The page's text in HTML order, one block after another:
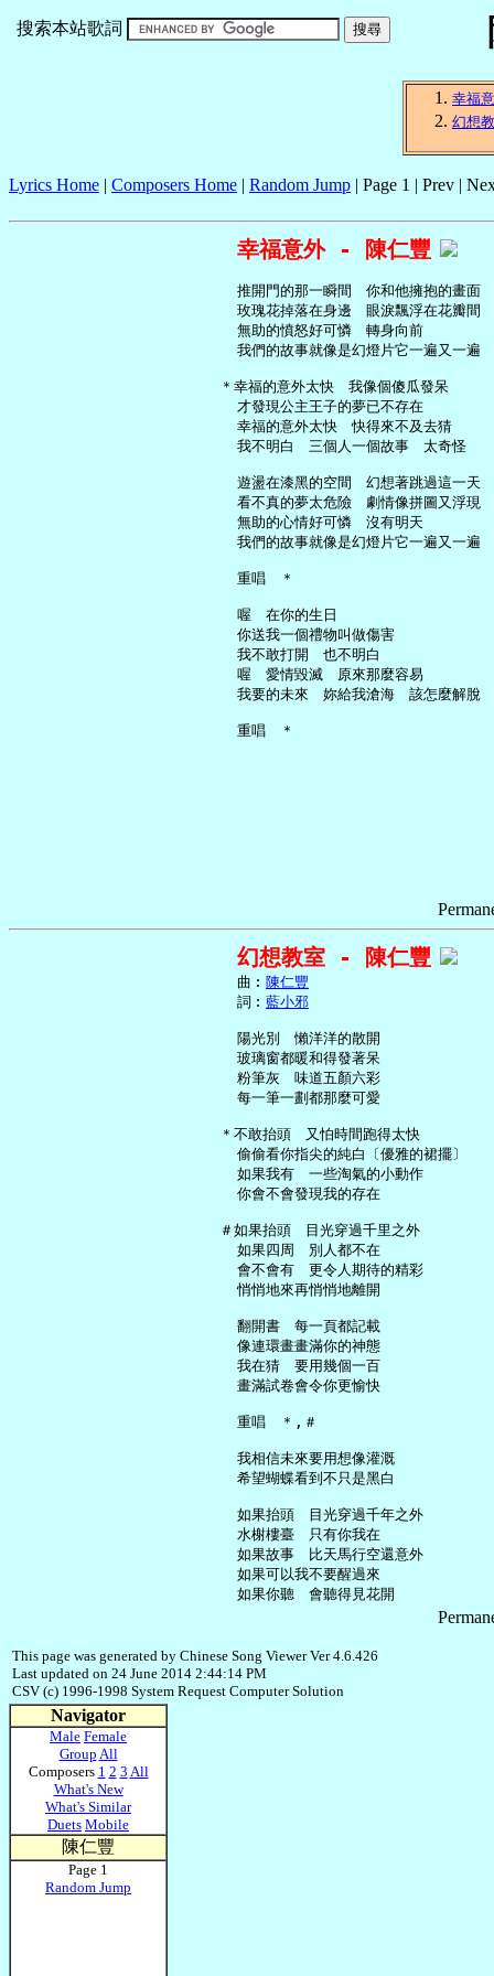
搜索本站歌詞
幸福
幻想
Lyrics Home | Composers Home | Random Jump | Page 1 | Prev |
幸福意外 - 陳仁豐
     推開門的那一瞬間　你和他擁抱的畫面
     玫瑰花掉落在身邊　眼淚飄浮在花瓣間
     無助的憤怒好可憐　轉身向前
     我們的故事就像是幻燈片它一遍又一遍
   ＊幸福的意外太快　我像個傻瓜發呆
     才發現公主王子的夢已不存在
     幸福的意外太快　快得來不及去猜
     我不明白　三個人一個故事　太奇怪
     遊盪在漆黑的空間　幻想著跳過這一天
     看不真的夢太危險　劇情像拼圖又浮現
     無助的心情好可憐　沒有明天
     我們的故事就像是幻燈片它一遍又一遍
     重唱　＊
     喔　在你的生日
     你送我一個禮物叫做傷害
     我不敢打開　也不明白
     喔　愛情毀滅　原來那麼容易
     我要的未來　妳給我滄海　該怎麼解脫
幻想教室 - 陳仁豐
     曲︰
陳仁豐
     詞︰
藍小邪
     陽光別　懶洋洋的散開
     玻璃窗都暖和得發著呆
     粉筆灰　味道五顏六彩
     每一筆一劃都那麼可愛
   ＊不敢抬頭　又怕時間跑得太快
     偷偷看你指尖的純白〔優雅的裙擺〕
     如果我有　一些淘氣的小動作
     你會不會發現我的存在
   ＃如果抬頭　目光穿過千里之外
     如果四周　別人都不在
     會不會有　更令人期待的精彩
     悄悄地來再悄悄地離開
     翻開書　每一頁都記載
     像連環畫畫滿你的神態
     我在猜　要用幾個一百
     畫滿試卷會令你更愉快
     重唱　＊,＃
     我相信未來要用想像灌溉
     希望蝴蝶看到不只是黑白
     如果抬頭　目光穿過千年之外
     水榭樓臺　只有你我在
     如果故事　比天馬行空還意外
     如果可以我不要醒過來
This page was generated by Chinese Song Viewer Ver 4.6.426
Last updated on 24 June 2014 2:44:14 PM
CSV (c) 1996-1998 System Request Computer Solution
Navigator
Male Female
Group All
Composers 1 2 3 All
What's New
What's Similar
Duets Mobile
陳仁豐
Page 1
Random Jump